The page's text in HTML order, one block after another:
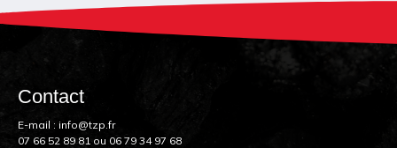
Contact
E-mail : info@tzp.fr
07 66 52 89 81 ou 06 79 34 97 68